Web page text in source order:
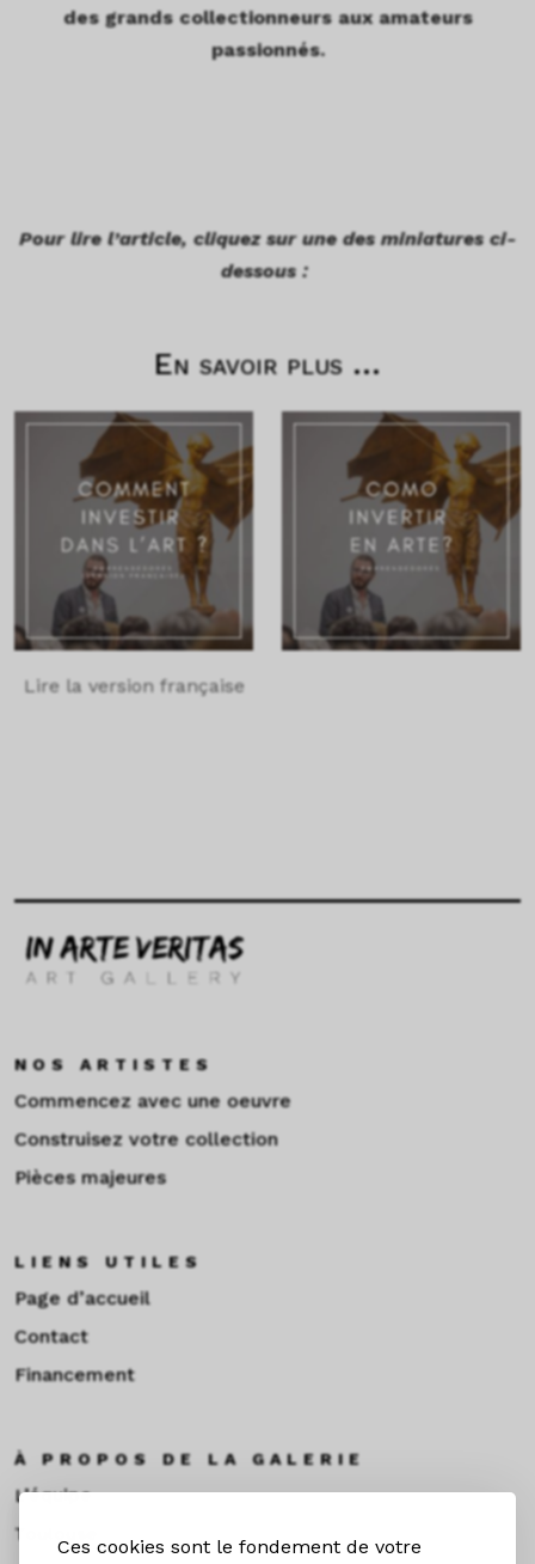
Ces cookies sont le fondement de votre
des grands collectionneurs aux amateurs
passionnés.
Pour lire l’article, cliquez sur une des miniatures ci-
dessous :
En savoir plus ...
Lire la version française
NOS ARTISTES
Commencez avec une oeuvre
Construisez votre collection
Pièces majeures
LIENS UTILES
Page d’accueil
Contact
Financement
À PROPOS DE LA GALERIE
L’équipe
Toulouse